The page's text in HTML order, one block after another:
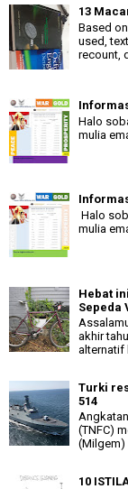
13
Based
used,
recount,
Halo
mulia
Halo
mulia
Hebat
Sepeda
akhir
alternatif
Turki
514
(TNFC)
(Milgem)
10